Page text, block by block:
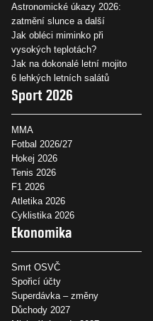
Astronomické úkazy 2026:
zatmění slunce a další
Jak obléci miminko při
vysokých teplotách?
Jak na dokonalé letní mojito
6 lehkých letních salátů
Sport 2026
MMA
Fotbal 2026/27
Hokej 2026
Tenis 2026
F1 2026
Atletika 2026
Cyklistika 2026
Ekonomika
Smrt OSVČ
Spořicí účty
Superdávka – změny
Důchody 2027